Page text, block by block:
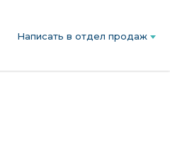
Написать в отдел продаж